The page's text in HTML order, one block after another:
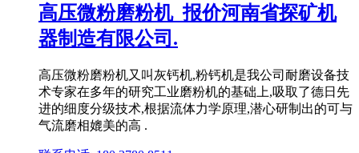
高压微粉磨粉机_报价河南省探矿机
器制造有限公司.
高压微粉磨粉机又叫灰钙机,粉钙机是我公司耐磨设备技
术专家在多年的研究工业磨粉机的基础上,吸取了德日先
进的细度分级技术,根据流体力学原理,潜心研制出的可与
气流磨相媲美的高 .